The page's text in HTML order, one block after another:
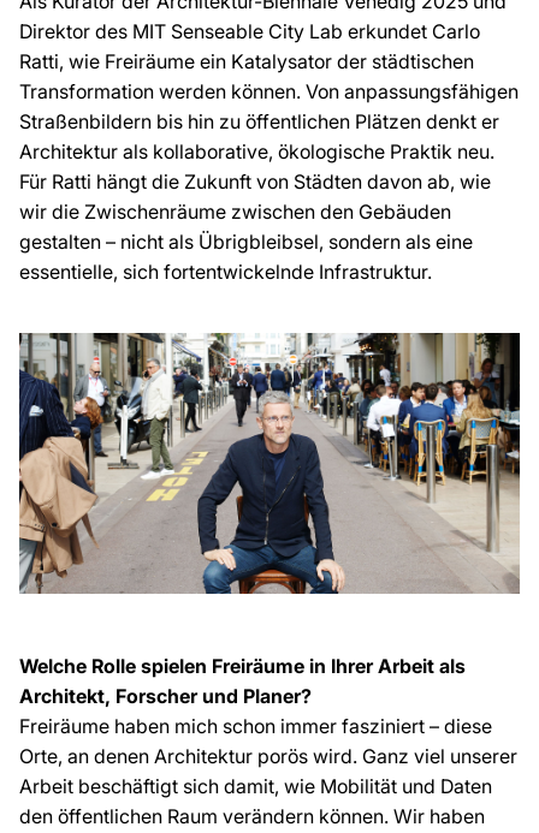
Direktor des MIT Senseable City Lab erkundet Carlo
Ratti, wie Freiräume ein Katalysator der städtischen
Transformation werden können. Von anpassungsfähigen
Straßenbildern bis hin zu öffentlichen Plätzen denkt er
Architektur als kollaborative, ökologische Praktik neu.
Für Ratti hängt die Zukunft von Städten davon ab, wie
wir die Zwischenräume zwischen den Gebäuden
gestalten – nicht als Übrigbleibsel, sondern als eine
essentielle, sich fortentwickelnde Infrastruktur.
Welche Rolle spielen Freiräume in Ihrer Arbeit als
Architekt, Forscher und Planer?
Freiräume haben mich schon immer fasziniert – diese
Orte, an denen Architektur porös wird. Ganz viel unserer
Arbeit beschäftigt sich damit, wie Mobilität und Daten
den öffentlichen Raum verändern können. Wir haben